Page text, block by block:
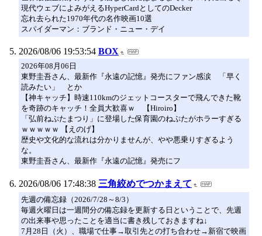
現代ウェブによみがえるHyperCardとしてのDecker
忘れ去られた1970年代の名作映画10選
スパイダーマン：ブランド・ニュー・デイ
2026/08/06 19:53:54 BOX
2026年08月06日
東野圭吾さん、最新作『永遠の記憶』発売にファン感涙 「早く
読みたい」 とか
【神キャッチ】時速110kmのジェットコースターで飛んできた靴
を奇跡のキャッチ！全員大歓喜ｗ 【Hiroiro】
「弘前ねぷたまつり」に登場した保育園のねぷたがホラーすぎる
ｗｗｗｗｗ 【えのげ】
歴史や文化的な流れは分かりませんが、やや悪乗りすぎるよう
な。
東野圭吾さん、最新作『永遠の記憶』発売にフ
2026/08/06 17:48:38 三角絞めでつかまえて
先週の備忘録（2026/7/28～8/3）
毎週火曜日は一週間分の備忘録を更新する日ということで、先週
の出来事や思ったことを適当に書き残しておきますね↓
7月28日（火）、職場で仕事→取引先との打ち合わせ→新宿で映画